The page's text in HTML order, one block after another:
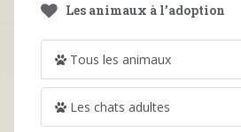
Les animaux à l’adoption
Tous les animaux
Les chats adultes